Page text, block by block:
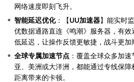
网络速度即刻飞升。
智能延迟优化：【UU加速器】能实时
优数据通路直连《鸣潮》服务器，有
低延迟，让操作反馈更敏捷，战斗更加
全球专属加速节点 ：覆盖全球众多加
亚、美洲或大洋洲，都能通过专线保
距离带来的卡顿。